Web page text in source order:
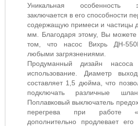
Уникальная особенность
заключается в его способности
содержащую примеси и частицы
мм. Благодаря этому, Вы
том, что насос Вихрь ДН-
любыми загрязнениями.
Продуманный дизайн насоса
использование. Диаметр
составляет 1,5 дюйма, что
подключать различные
Поплавковый выключатель
перегрева при работе
дополнительно продлевает